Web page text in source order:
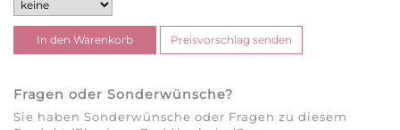
Fragen oder Sonderwünsche?
Sie haben Sonderwünsche oder Fragen zu diesem